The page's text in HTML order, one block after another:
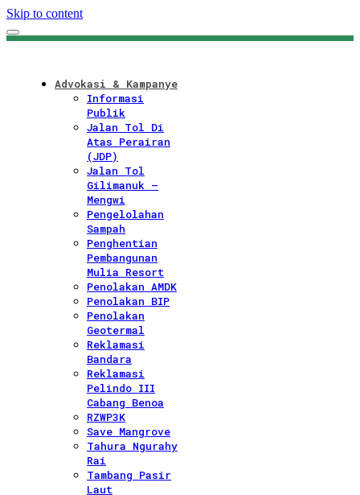
Skip to content
Advokasi & Kampanye
Informasi
Publik
Jalan Tol Di
Atas Perairan
(JDP)
Jalan Tol
Gilimanuk –
Mengwi
Pengelolahan
Sampah
Penghentian
Pembangunan
Mulia Resort
Penolakan AMDK
Penolakan BIP
Penolakan
Geotermal
Reklamasi
Bandara
Reklamasi
Pelindo III
Cabang Benoa
RZWP3K
Save Mangrove
Tahura Ngurahy
Rai
Tambang Pasir
Laut